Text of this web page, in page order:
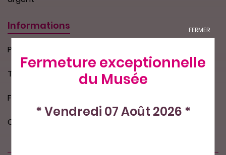
FERMER
Fermeture exceptionnelle
du Musée
* Vendredi 07 Août 2026 *
Informations
Paillettes coloris : argent
Taille : 4 mm
Fil de 1000 paillettes
Conditionnées en sachet de 1 fil